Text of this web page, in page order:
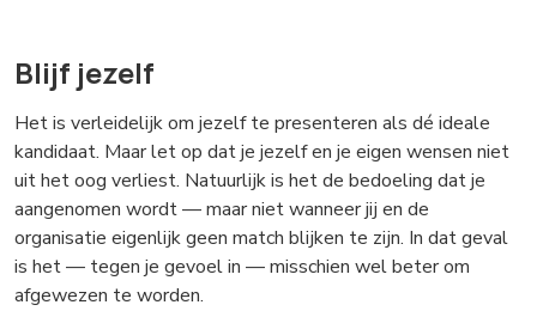
Blijf jezelf
Het is verleidelijk om jezelf te presenteren als dé ideale
kandidaat. Maar let op dat je jezelf en je eigen wensen niet
uit het oog verliest. Natuurlijk is het de bedoeling dat je
aangenomen wordt — maar niet wanneer jij en de
organisatie eigenlijk geen match blijken te zijn. In dat geval
is het — tegen je gevoel in — misschien wel beter om
afgewezen te worden.